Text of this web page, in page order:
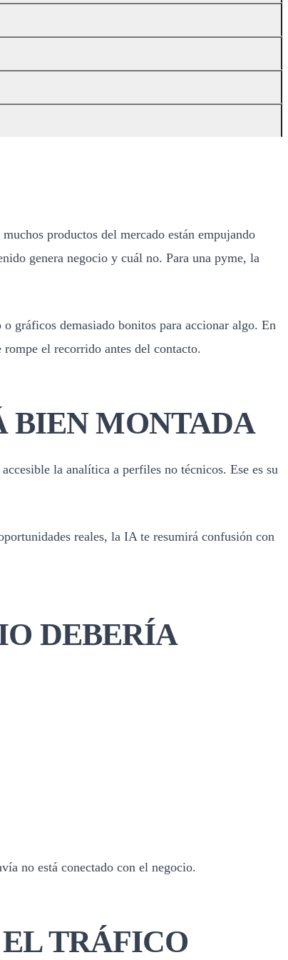
productos del mercado están empujando
genera negocio y cuál no. Para una pyme, la
gráficos demasiado bonitos para accionar algo. En
el recorrido antes del contacto.
BIEN MONTADA
la analítica a perfiles no técnicos. Ese es su
reales, la IA te resumirá confusión con
DEBERÍA
no está conectado con el negocio.
TRÁFICO